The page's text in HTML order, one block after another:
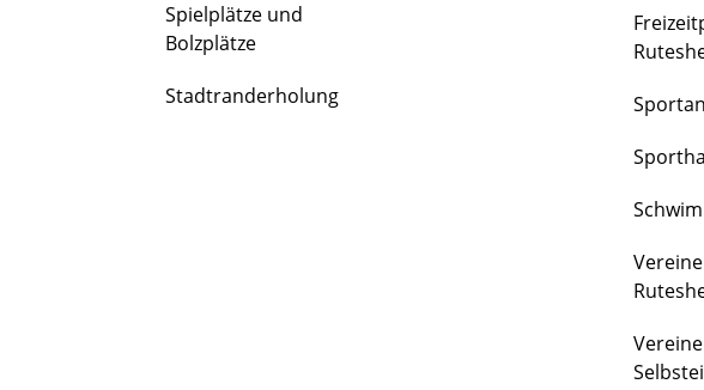
Spielplätze und
Bolzplätze
Stadtranderholung
Vereine